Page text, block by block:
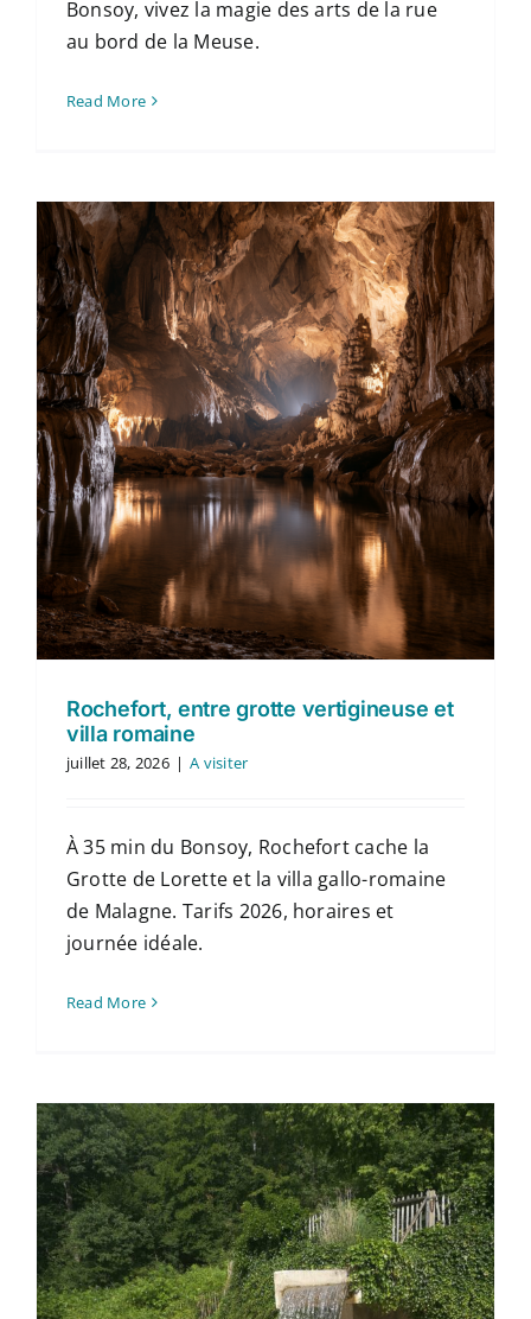
Bonsoy, vivez la magie des arts de la rue
au bord de la Meuse.
Read More
Rochefort, entre grotte vertigineuse et
villa romaine
juillet 28, 2026 | A visiter
À 35 min du Bonsoy, Rochefort cache la
Grotte de Lorette et la villa gallo-romaine
de Malagne. Tarifs 2026, horaires et
journée idéale.
Read More